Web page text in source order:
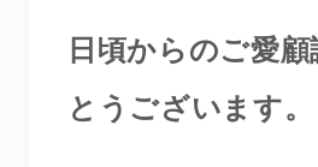
日頃からのご愛
とうございます。